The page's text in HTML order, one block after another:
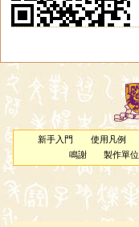
新手入門 使用凡例
鳴謝
製作單位